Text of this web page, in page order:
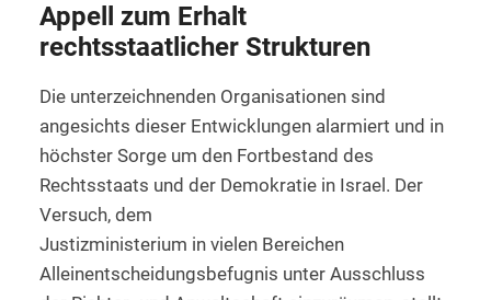
Appell zum Erhalt
rechtsstaatlicher Strukturen
Die unterzeichnenden Organisationen sind
angesichts dieser Entwicklungen alarmiert und in
höchster Sorge um den Fortbestand des
Rechtsstaats und der Demokratie in Israel. Der
Versuch, dem
Justizministerium in vielen Bereichen
Alleinentscheidungsbefugnis unter Ausschluss